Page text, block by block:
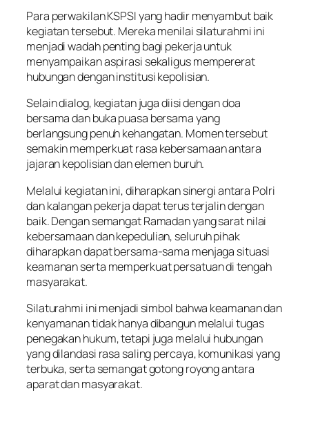
Para perwakilan KSPSI yang hadir menyambut baik
kegiatan tersebut. Mereka menilai silaturahmi ini
menjadi wadah penting bagi pekerja untuk
menyampaikan aspirasi sekaligus mempererat
hubungan dengan institusi kepolisian.
Selain dialog, kegiatan juga diisi dengan doa
bersama dan buka puasa bersama yang
berlangsung penuh kehangatan. Momen tersebut
semakin memperkuat rasa kebersamaan antara
jajaran kepolisian dan elemen buruh.
Melalui kegiatan ini, diharapkan sinergi antara Polri
dan kalangan pekerja dapat terus terjalin dengan
baik. Dengan semangat Ramadan yang sarat nilai
kebersamaan dan kepedulian, seluruh pihak
diharapkan dapat bersama-sama menjaga situasi
keamanan serta memperkuat persatuan di tengah
masyarakat.
Silaturahmi ini menjadi simbol bahwa keamanan dan
kenyamanan tidak hanya dibangun melalui tugas
penegakan hukum, tetapi juga melalui hubungan
yang dilandasi rasa saling percaya, komunikasi yang
terbuka, serta semangat gotong royong antara
aparat dan masyarakat.